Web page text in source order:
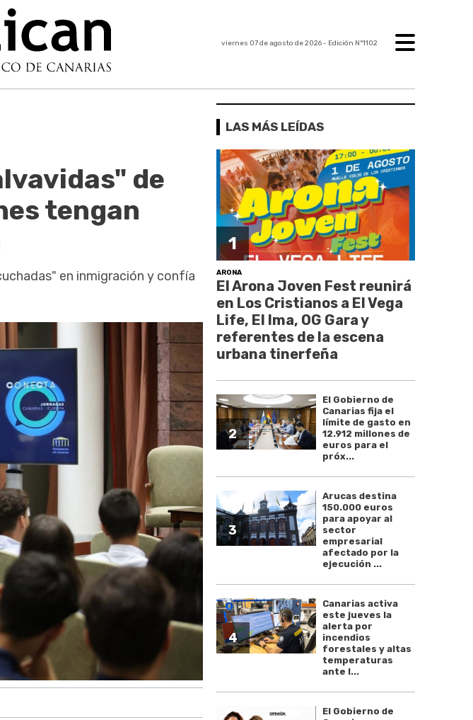
viernes 07 de agosto de 2026- Edición Nº1102
de
tengan
en inmigración y confía
LAS MÁS LEÍDAS
1
ARONA
El Arona Joven Fest reunirá
en Los Cristianos a El Vega
Life, El Ima, OG Gara y
referentes de la escena
urbana tinerfeña
2
El Gobierno de
Canarias fija el
límite de gasto en
12.912 millones de
euros para el
próx...
3
Arucas destina
150.000 euros
para apoyar al
sector
empresarial
afectado por la
ejecución ...
4
Canarias activa
este jueves la
alerta por
incendios
forestales y altas
temperaturas
ante l...
El Gobierno de